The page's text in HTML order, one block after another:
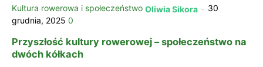
Kultura rowerowa i społeczeństwo Oliwia Sikora - 30
grudnia, 2025 0
Przyszłość kultury rowerowej – społeczeństwo na
dwóch kółkach